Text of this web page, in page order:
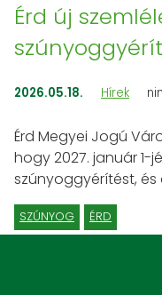
Érd új
2026.05.18. Hírek
Érd Megyei Jogú
hogy 2027. január 1-
szúnyoggyérítést, és
SZÚNYOG ÉRD